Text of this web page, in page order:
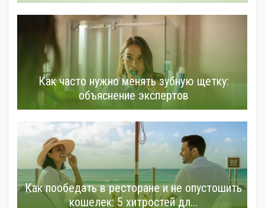
Как часто нужно менять зубную щетку:
объяснение экспертов
Как пообедать в ресторане и не опустошить
кошелек: 5 хитростей дл...